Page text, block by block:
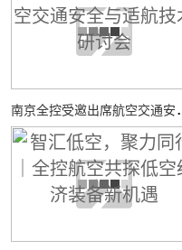
京全控